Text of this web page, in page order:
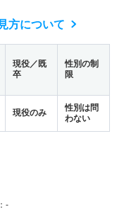
方について
現役／既
卒
性別の制
限
現役のみ
性別は問
わない
-